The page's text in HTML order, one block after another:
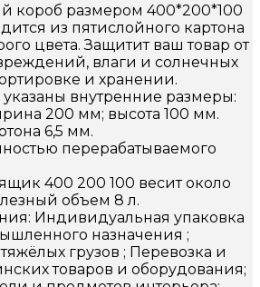
короб размером 400*200*100
из пятислойного картона
цвета. Защитит ваш товар от
влаги и солнечных
и хранении.
указаны внутренние размеры:
200 мм; высота 100 мм.
6,5 мм.
перерабатываемого
400 200 100 весит около
объем 8 л.
Индивидуальная упаковка
назначения ;
грузов ; Перевозка и
товаров и оборудования;